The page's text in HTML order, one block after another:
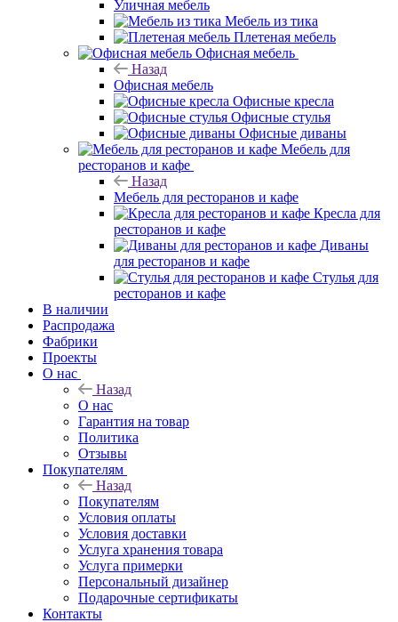
Уличная мебель
Мебель из тика
Плетеная мебель
Офисная мебель
Назад
Офисная мебель
Офисные кресла
Офисные стулья
Офисные диваны
Мебель для
ресторанов и кафе
Назад
Мебель для ресторанов и кафе
Кресла для
ресторанов и кафе
Диваны
для ресторанов и кафе
Стулья для
ресторанов и кафе
В наличии
Распродажа
Фабрики
Проекты
О нас
Назад
О нас
Гарантия на товар
Политика
Отзывы
Покупателям
Назад
Покупателям
Условия оплаты
Условия доставки
Услуга хранения товара
Услуга примерки
Персональный дизайнер
Подарочные сертификаты
Контакты